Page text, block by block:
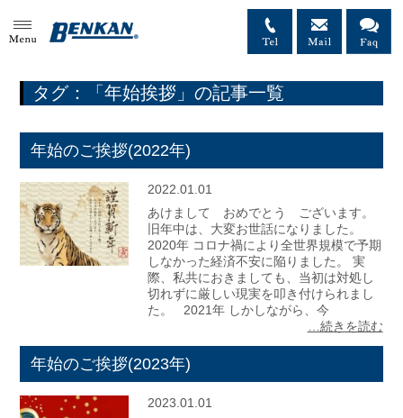
タグ：「年始挨拶」の記事一覧
年始のご挨拶(2022年)
2022.01.01
あけまして おめでとう ございます。
旧年中は、大変お世話になりました。
2020年 コロナ禍により全世界規模で予期
しなかった経済不安に陥りました。 実
際、私共におきましても、当初は対処し
切れずに厳しい現実を叩き付けられまし
た。 2021年 しかしながら、今
…続きを読む
年始のご挨拶(2023年)
2023.01.01